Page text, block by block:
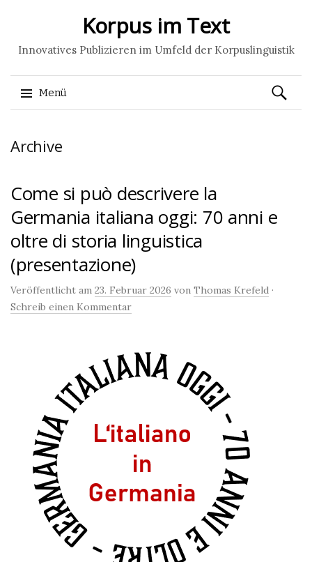
Korpus im Text
Innovatives Publizieren im Umfeld der Korpuslinguistik
Menü
zum
Suchen
nach:
Archive
Come si può descrivere la
Germania italiana oggi: 70 anni e
oltre di storia linguistica
(presentazione)
Veröffentlicht am 23. Februar 2026 von Thomas Krefeld ·
Schreib einen Kommentar